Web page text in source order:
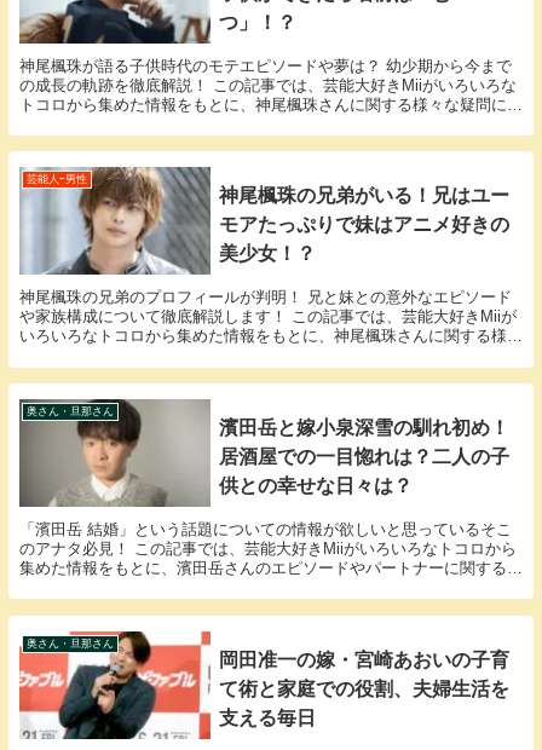
つ」！？
神尾楓珠が語る子供時代のモテエピソードや夢は？ 幼少期から今まで
の成長の軌跡を徹底解説！ この記事では、芸能大好きMiiがいろいろな
トコロから集めた情報をもとに、神尾楓珠さんに関する様々な疑問に答
芸能人ｰ男性
神尾楓珠の兄弟がいる！兄はユー
モアたっぷりで妹はアニメ好きの
美少女！？
神尾楓珠の兄弟のプロフィールが判明！ 兄と妹との意外なエピソード
や家族構成について徹底解説します！ この記事では、芸能大好きMiiが
いろいろなトコロから集めた情報をもとに、神尾楓珠さんに関する様々
奥さん・旦那さん
濱田岳と嫁小泉深雪の馴れ初め！
居酒屋での一目惚れは？二人の子
供との幸せな日々は？
「濱田岳 結婚」という話題についての情報が欲しいと思っているそこ
のアナタ必見！ この記事では、芸能大好きMiiがいろいろなトコロから
集めた情報をもとに、濱田岳さんのエピソードやパートナーに関する
奥さん・旦那さん
岡田准一の嫁・宮崎あおいの子育
て術と家庭での役割、夫婦生活を
支える毎日